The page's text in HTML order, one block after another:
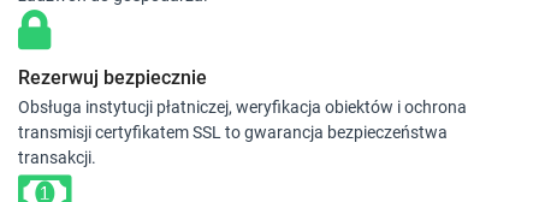
Rezerwuj bezpiecznie
Obsługa instytucji płatniczej, weryfikacja obiektów i ochrona
transmisji certyfikatem SSL to gwarancja bezpieczeństwa
transakcji.